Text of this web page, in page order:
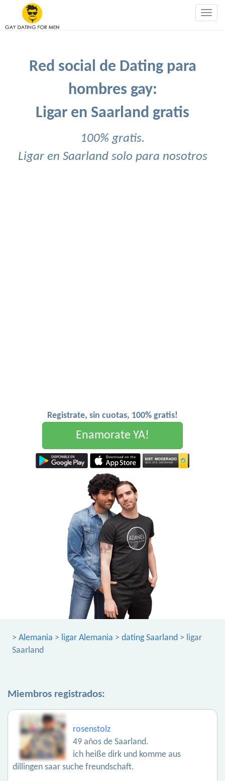
Red social de Dating para
hombres gay:
Ligar en Saarland gratis
100% gratis.
Ligar en Saarland solo para nosotros
Registrate, sin cuotas, 100% gratis!
Enamorate YA!
> Alemania > ligar Alemania > dating Saarland > ligar
Saarland
Miembros registrados:
rosenstolz
49 años de Saarland.
ich heiße dirk und komme aus
dillingen saar suche freundschaft.